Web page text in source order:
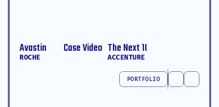
Avastin
ROCHE
Case Video's The Next 10
ACCENTURE
PORTFOLIO
PORTFOLIO